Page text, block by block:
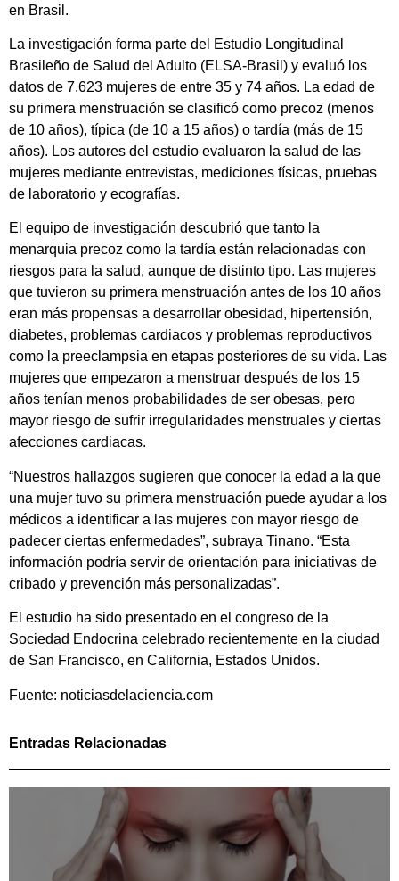
en Brasil.
La investigación forma parte del Estudio Longitudinal
Brasileño de Salud del Adulto (ELSA-Brasil) y evaluó los
datos de 7.623 mujeres de entre 35 y 74 años. La edad de
su primera menstruación se clasificó como precoz (menos
de 10 años), típica (de 10 a 15 años) o tardía (más de 15
años). Los autores del estudio evaluaron la salud de las
mujeres mediante entrevistas, mediciones físicas, pruebas
de laboratorio y ecografías.
El equipo de investigación descubrió que tanto la
menarquia precoz como la tardía están relacionadas con
riesgos para la salud, aunque de distinto tipo. Las mujeres
que tuvieron su primera menstruación antes de los 10 años
eran más propensas a desarrollar obesidad, hipertensión,
diabetes, problemas cardiacos y problemas reproductivos
como la preeclampsia en etapas posteriores de su vida. Las
mujeres que empezaron a menstruar después de los 15
años tenían menos probabilidades de ser obesas, pero
mayor riesgo de sufrir irregularidades menstruales y ciertas
afecciones cardiacas.
“Nuestros hallazgos sugieren que conocer la edad a la que
una mujer tuvo su primera menstruación puede ayudar a los
médicos a identificar a las mujeres con mayor riesgo de
padecer ciertas enfermedades”, subraya Tinano. “Esta
información podría servir de orientación para iniciativas de
cribado y prevención más personalizadas”.
El estudio ha sido presentado en el congreso de la
Sociedad Endocrina celebrado recientemente en la ciudad
de San Francisco, en California, Estados Unidos.
Fuente: noticiasdelaciencia.com
Entradas Relacionadas